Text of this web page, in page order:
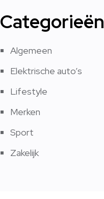
Categorieën
Algemeen
Elektrische auto’s
Lifestyle
Merken
Sport
Zakelijk